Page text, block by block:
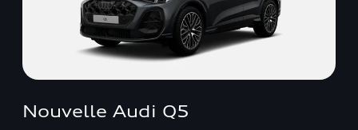
Nouvelle Audi Q5